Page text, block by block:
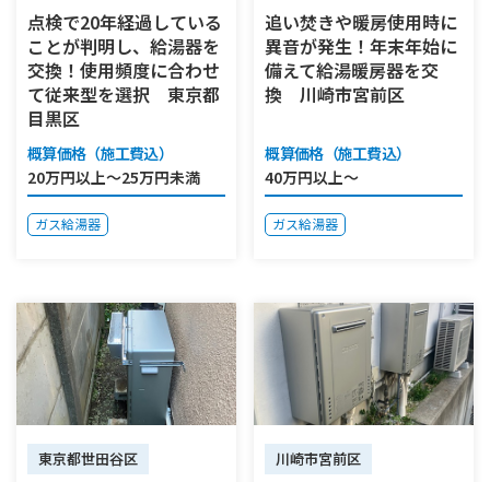
点検で20年経過している
ことが判明し、給湯器を
交換！使用頻度に合わせ
て従来型を選択 東京都
目黒区
概算価格（施工費込）
20万円以上～25万円未満
ガス給湯器
追い焚きや暖房使用時に
異音が発生！年末年始に
備えて給湯暖房器を交
換 川崎市宮前区
概算価格（施工費込）
40万円以上～
ガス給湯器
東京都世田谷区 川崎市宮前区